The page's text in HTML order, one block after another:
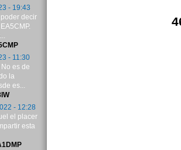
- 19:43
decir
- 11:30
es de
la
es...
- 12:28
el placer
esta